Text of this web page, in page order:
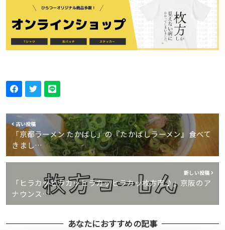
古い投稿
「京都ラーメン たかばし」の『たかばしラーメン』食べて
きまし…
新しい投稿
「ヒラカッヒラカッヒラカッヒラカッ枚方市♪」京阪のア
ナウンス…
あなたにおすすめの記事